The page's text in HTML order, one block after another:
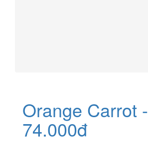
Orange Carrot -
74.000đ